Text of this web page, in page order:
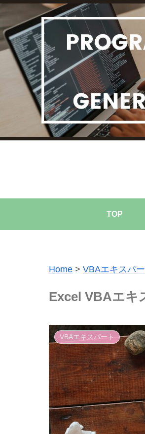
TOP
Home > VBAエキスパー
Excel VBAエキ
VBAエキスパート